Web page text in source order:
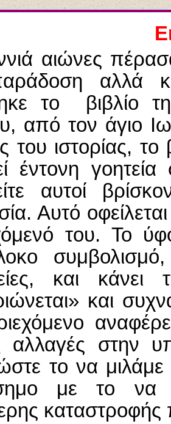
αιώνες
αλλά
το βιβλίο
από τον άγιο
του ιστορίας,
έντονη
αυτοί
Αυτό
του. Το
και
και
αλλαγές στην
το να μιλάμε
με το να